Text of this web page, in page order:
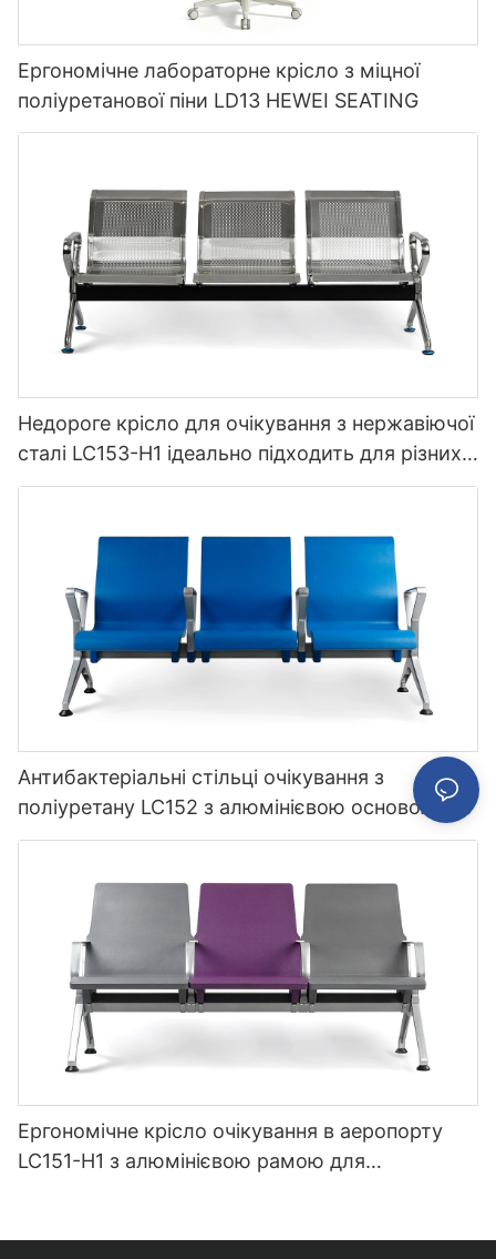
Ергономічне лабораторне крісло з міцної
поліуретанової піни LD13 HEWEI SEATING
Недороге крісло для очікування з нержавіючої
сталі LC153-H1 ідеально підходить для різних
громадських місць
Антибактеріальні стільці очікування з
поліуретану LC152 з алюмінієвою основою для
зон очікування
Ергономічне крісло очікування в аеропорту
LC151-H1 з алюмінієвою рамою для